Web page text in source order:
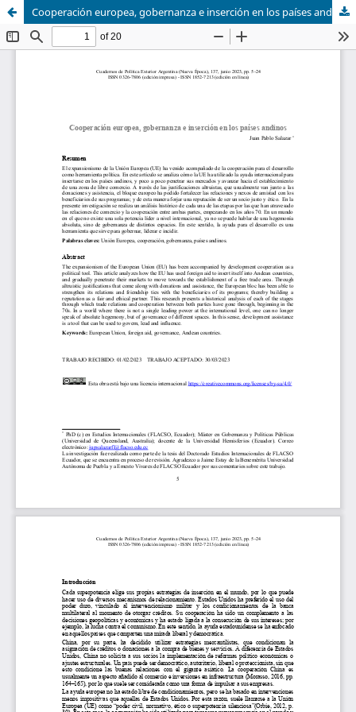
Cooperación europea, gobernanza e inserción en los países andinos